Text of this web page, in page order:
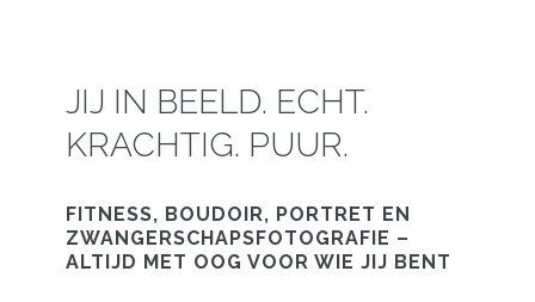
JIJ IN BEELD. ECHT.
KRACHTIG. PUUR.
FITNESS, BOUDOIR, PORTRET EN
ZWANGERSCHAPSFOTOGRAFIE –
ALTIJD MET OOG VOOR WIE JIJ BENT